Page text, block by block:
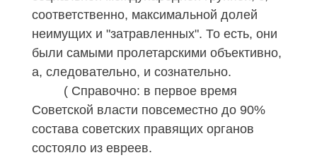
соответственно, максимальной долей
неимущих и "затравленных". То есть, они
были самыми пролетарскими объективно,
а, следовательно, и сознательно.
( Справочно: в первое время
Советской власти повсеместно до 90%
состава советских правящих органов
состояло из евреев.